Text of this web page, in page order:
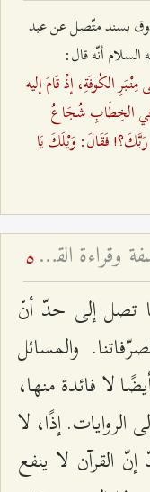
بسند متّصل عن عبد
أنّه قال:
الكُوفَةِ، إذْ قَامَ إليه
في الخِطَابِ شُجَاعُ
رَبَّكَ؟! فَقَالَ: وَيْلَكَ يَا
المسافة بيننا وبين الله - دور الفلسفة وقراءة القرآن في معرفة الله 5
تصل إلى حدّ أنْ
والمسائل
لا فائدة منها،
إذًا، لا
القرآن لا ينفع